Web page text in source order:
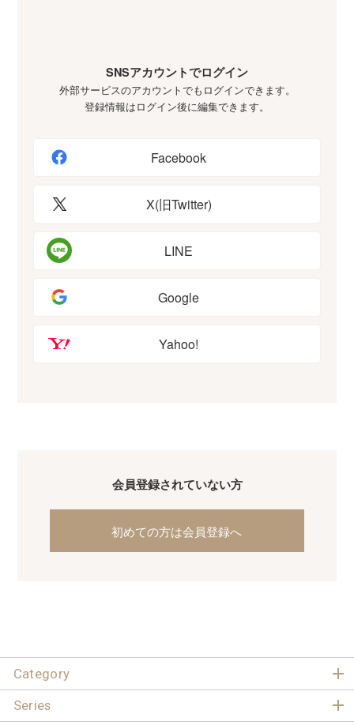
SNSアカウントでログイン
外部サービスのアカウントでもログインできます。
登録情報はログイン後に編集できます。
Facebook
X(旧Twitter)
LINE
Google
Yahoo!
会員登録されていない方
初めての方は会員登録へ
Category
Series